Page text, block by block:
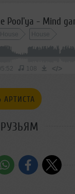
House
05:52 </>